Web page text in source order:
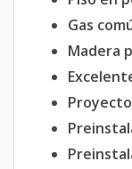
Gas
Madera